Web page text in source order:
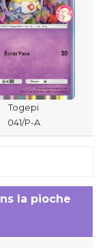
Togepi
041/P-A
la pioche